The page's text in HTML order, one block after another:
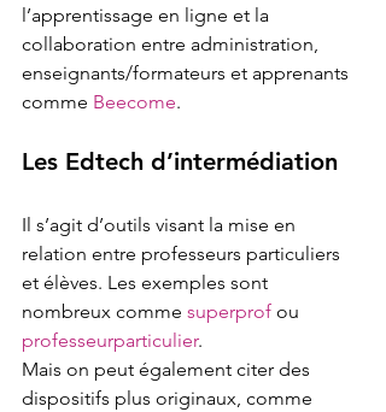
l’apprentissage en ligne et la
collaboration entre administration,
enseignants/formateurs et apprenants
comme Beecome.
Les Edtech d’intermédiation
Il s’agit d’outils visant la mise en
relation entre professeurs particuliers
et élèves. Les exemples sont
nombreux comme superprof ou
professeurparticulier.
Mais on peut également citer des
dispositifs plus originaux, comme